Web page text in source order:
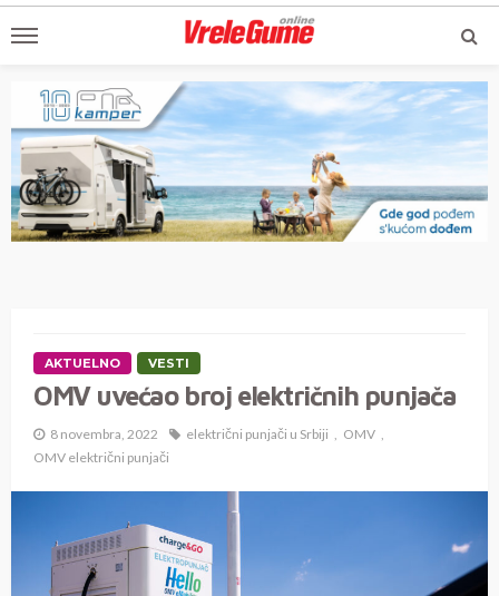
AKTUELNO VESTI
OMV uvećao broj električnih punjača
8 novembra, 2022 električni punjači u Srbiji
OMV
OMV električni punjači